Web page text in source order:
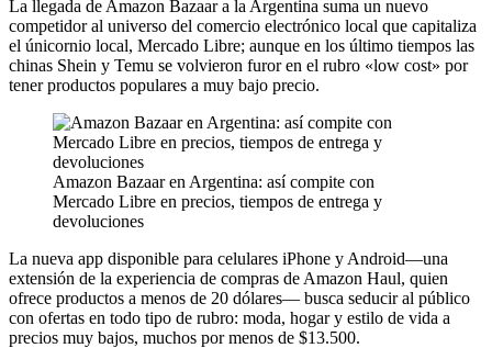
La llegada de Amazon Bazaar a la Argentina suma un nuevo
competidor al universo del comercio electrónico local que capitaliza
el únicornio local, Mercado Libre; aunque en los último tiempos las
chinas Shein y Temu se volvieron furor en el rubro «low cost» por
tener productos populares a muy bajo precio.
Amazon Bazaar en Argentina: así compite con
Mercado Libre en precios, tiempos de entrega y
devoluciones
La nueva app disponible para celulares iPhone y Android—una
extensión de la experiencia de compras de Amazon Haul, quien
ofrece productos a menos de 20 dólares— busca seducir al público
con ofertas en todo tipo de rubro: moda, hogar y estilo de vida a
precios muy bajos, muchos por menos de $13.500.